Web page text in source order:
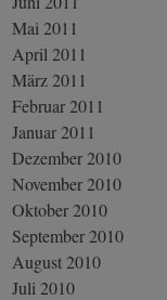
Mai 2011
April 2011
März 2011
Februar 2011
Januar 2011
Dezember 2010
November 2010
Oktober 2010
September 2010
August 2010
Juli 2010